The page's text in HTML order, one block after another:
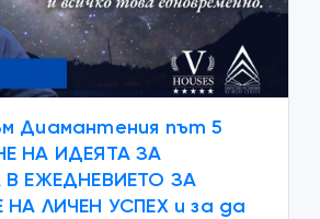
Диамантения път 5
НА ИДЕЯТА ЗА
В ЕЖЕДНЕВИЕТО ЗА
ЛИЧЕН УСПЕХ и за да